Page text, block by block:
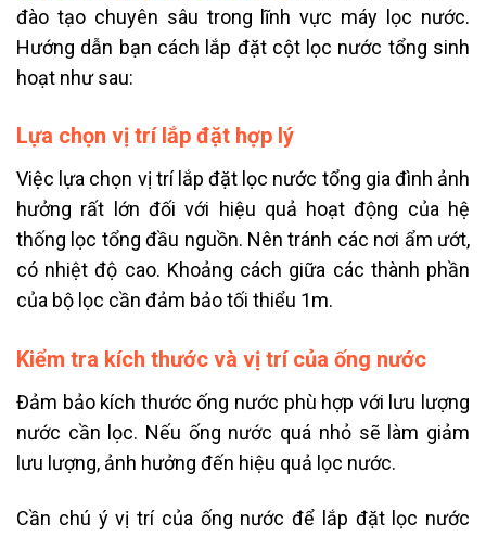
đào tạo chuyên sâu trong lĩnh vực máy lọc nước.
Hướng dẫn bạn cách lắp đặt cột lọc nước tổng sinh
hoạt như sau:
Lựa chọn vị trí lắp đặt hợp lý
Việc lựa chọn vị trí lắp đặt lọc nước tổng gia đình ảnh
hưởng rất lớn đối với hiệu quả hoạt động của hệ
thống lọc tổng đầu nguồn. Nên tránh các nơi ẩm ướt,
có nhiệt độ cao. Khoảng cách giữa các thành phần
của bộ lọc cần đảm bảo tối thiểu 1m.
Kiểm tra kích thước và vị trí của ống nước
Đảm bảo kích thước ống nước phù hợp với lưu lượng
nước cần lọc. Nếu ống nước quá nhỏ sẽ làm giảm
lưu lượng, ảnh hưởng đến hiệu quả lọc nước.
Cần chú ý vị trí của ống nước để lắp đặt lọc nước